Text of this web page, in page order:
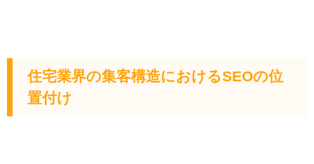
住宅業界の集客構造におけるSEOの位
置付け